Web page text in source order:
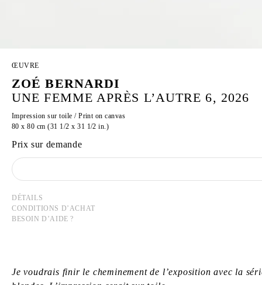
ŒUVRE
ZOÉ BERNARDI
UNE FEMME APRÈS L’AUTRE 6, 2026
Impression sur toile / Print on canvas
80 x 80 cm (31 1/2 x 31 1/2 in.)
Prix sur demande
DÉTAILS
CONDITIONS D’ACHAT
BESOIN D’AIDE ?
Je voudrais finir le cheminement de l’exposition avec la